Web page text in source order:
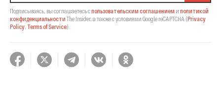
Подписываясь, вы соглашаетесь спользовательским соглашением и политикой
конфиденциальности The Insider, а также с условиями Google reCAPTCHA (Privacy
Policy, Terms of Service).